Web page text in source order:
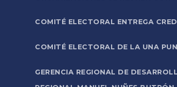
COMITÉ ELECTORAL ENTREGA
COMITÉ ELECTORAL DE LA UNA
GERENCIA REGIONAL DE